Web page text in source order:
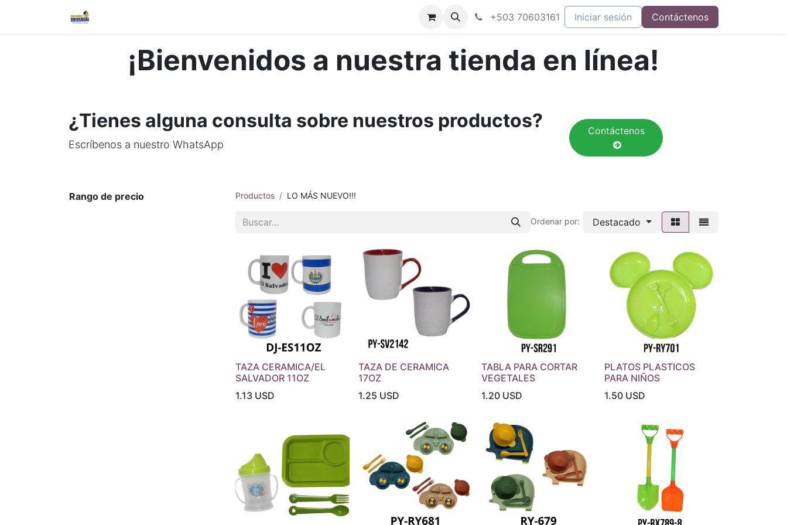
+503 70603161 Iniciar sesión Contáctenos
¡Bienvenidos a nuestra tienda en línea!
¿Tienes alguna consulta sobre nuestros productos?
Escríbenos a nuestro WhatsApp
Contáctenos
Rango de precio Productos LO MÁS NUEVO!!!
Ordenar por: Destacado
TAZA CERAMICA/EL
SALVADOR 11OZ
1.13 USD
TAZA DE CERAMICA
17OZ
1.25 USD
TABLA PARA CORTAR
VEGETALES
1.20 USD
PLATOS PLASTICOS
PARA NIÑOS
1.50 USD